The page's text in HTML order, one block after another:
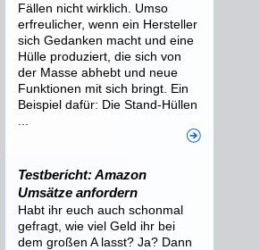
Fällen nicht wirklich. Umso
erfreulicher, wenn ein Hersteller
sich Gedanken macht und eine
Hülle produziert, die sich von
der Masse abhebt und neue
Funktionen mit sich bringt. Ein
Beispiel dafür: Die Stand-Hüllen
Testbericht: Amazon
Umsätze anfordern
Habt ihr euch auch schonmal
gefragt, wie viel Geld ihr bei
dem großen A lasst? Ja? Dann